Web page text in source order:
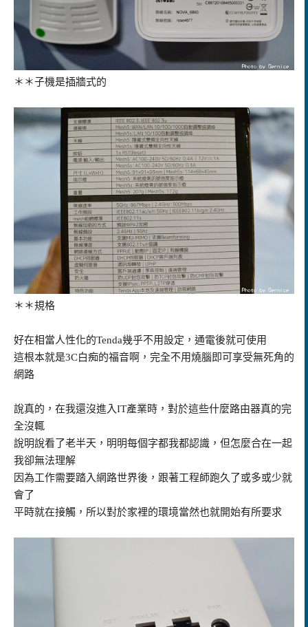
＊＊子機是插牆式的
＊＊規格
好在相當人性化的Tenda幾乎不用設定，通電後就可使用
這根本就是3C白痴的福音啊，完全不用燒腦即可享受無死角的
網路
說真的，在我還沒進入IT產業時，對於這些什麼路由器真的完
全沒輒
說明說看了老半天，明明每個字都我都認識，但怎麼合在一起
我卻無法理解
因為工作需要踏入網路世界後，跟著工程師跑久了或多或少就
會了
平時就在接觸，所以對於家裡的環境當然也就開始有所要求